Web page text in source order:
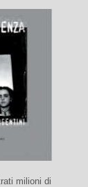
milioni di